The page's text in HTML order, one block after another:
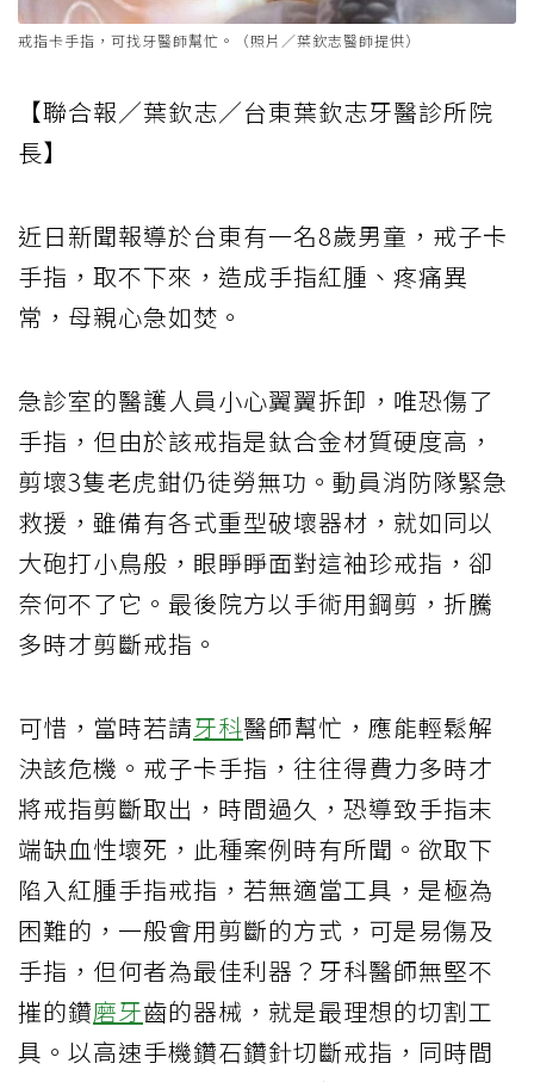
戒指卡手指，可找牙醫師幫忙。（照片／葉欽志醫師提供）
【聯合報／葉欽志／台東葉欽志牙醫診所院
長】
近日新聞報導於台東有一名8歲男童，戒子卡
手指，取不下來，造成手指紅腫、疼痛異
常，母親心急如焚。
急診室的醫護人員小心翼翼拆卸，唯恐傷了
手指，但由於該戒指是鈦合金材質硬度高，
剪壞3隻老虎鉗仍徒勞無功。動員消防隊緊急
救援，雖備有各式重型破壞器材，就如同以
大砲打小鳥般，眼睜睜面對這袖珍戒指，卻
奈何不了它。最後院方以手術用鋼剪，折騰
多時才剪斷戒指。
可惜，當時若請牙科醫師幫忙，應能輕鬆解
決該危機。戒子卡手指，往往得費力多時才
將戒指剪斷取出，時間過久，恐導致手指末
端缺血性壞死，此種案例時有所聞。欲取下
陷入紅腫手指戒指，若無適當工具，是極為
困難的，一般會用剪斷的方式，可是易傷及
手指，但何者為最佳利器？牙科醫師無堅不
摧的鑽磨牙齒的器械，就是最理想的切割工
具。以高速手機鑽石鑽針切斷戒指，同時間